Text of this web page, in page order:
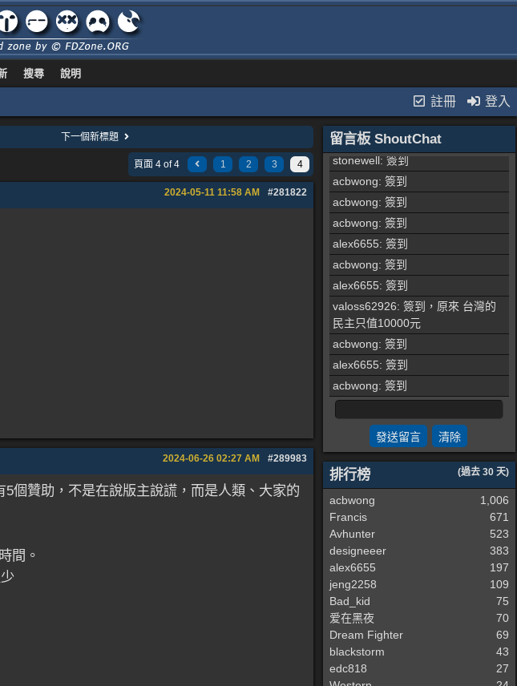
搜尋 說明
註冊 登入
下一個新標題
頁面 4 of 4 1 2 3 4
#281822
2024-05-11 11:58 AM
#289983
2024-06-26 02:27 AM
個贊助，不是在說版主說謊，而是人類、大家的
間。
留言板 ShoutChat
acbwong: 簽到
alex6655: 簽到
alex6655: 簽到
stonewell: 簽到
acbwong: 簽到
acbwong: 簽到
acbwong: 簽到
alex6655: 簽到
acbwong: 簽到
alex6655: 簽到
valoss62926: 簽到，原來 台灣的
民主只值10000元
acbwong: 簽到
alex6655: 簽到
acbwong: 簽到
排行榜 (過去 30 天)
acbwong
1,006
Francis
671
Avhunter
523
designeeer
383
alex6655
197
jeng2258
109
Bad_kid
75
爱在黑夜
70
Dream Fighter
69
blackstorm
43
edc818
27